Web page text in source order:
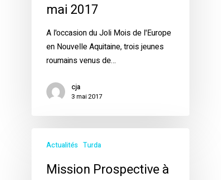
mai 2017
A l'occasion du Joli Mois de l'Europe
en Nouvelle Aquitaine, trois jeunes
roumains venus de…
cja
3 mai 2017
Actualités Turda
Mission Prospective à